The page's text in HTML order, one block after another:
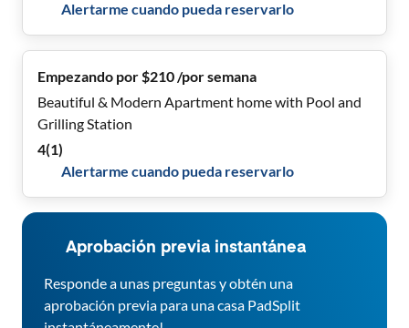
Alertarme cuando pueda reservarlo
Empezando por $210 /por semana
Beautiful & Modern Apartment home with Pool and
Grilling Station
4(1)
Alertarme cuando pueda reservarlo
Aprobación previa instantánea
Responde a unas preguntas y obtén una
aprobación previa para una casa PadSplit